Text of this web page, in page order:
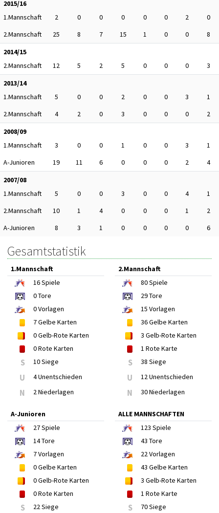
2015/16
1.Mannschaft
2 0 0 0 0 0 2
0
2.Mannschaft
25 8 7 15 1 0 0
8
2014/15
2.Mannschaft
12 5 2 5 0 0 0
3
2013/14
1.Mannschaft
5 0 0 2 0 0 3
1
2.Mannschaft
4 2 0 3 0 0 0
2
2008/09
1.Mannschaft
3 0 0 1 0 0 3
1
A-Junioren
19 11 6 0 0 0 2
4
2007/08
1.Mannschaft
5 0 0 3 0 0 4
1
2.Mannschaft
10 1 4 0 0 0 1
2
A-Junioren
8 3 1 0 0 0 0 6
Gesamtstatistik
1.Mannschaft
16Spiele
0Tore
0Vorlagen
7Gelbe Karten
0Gelb-Rote Karten
0Rote Karten
S 10 Siege
U 4 Unentschieden
N 2 Niederlagen
2.Mannschaft
80Spiele
29Tore
15 Vorlagen
36Gelbe Karten
3 Gelb-Rote Karten
1 Rote Karte
S 38 Siege
U 12 Unentschieden
N 30 Niederlagen
A-Junioren
27Spiele
14Tore
7Vorlagen
0Gelbe Karten
0Gelb-Rote Karten
0Rote Karten
S 22 Siege
ALLE MANNSCHAFTEN
123 Spiele
43 Tore
22Vorlagen
43 Gelbe Karten
3 Gelb-Rote Karten
1 Rote Karte
S 70 Siege